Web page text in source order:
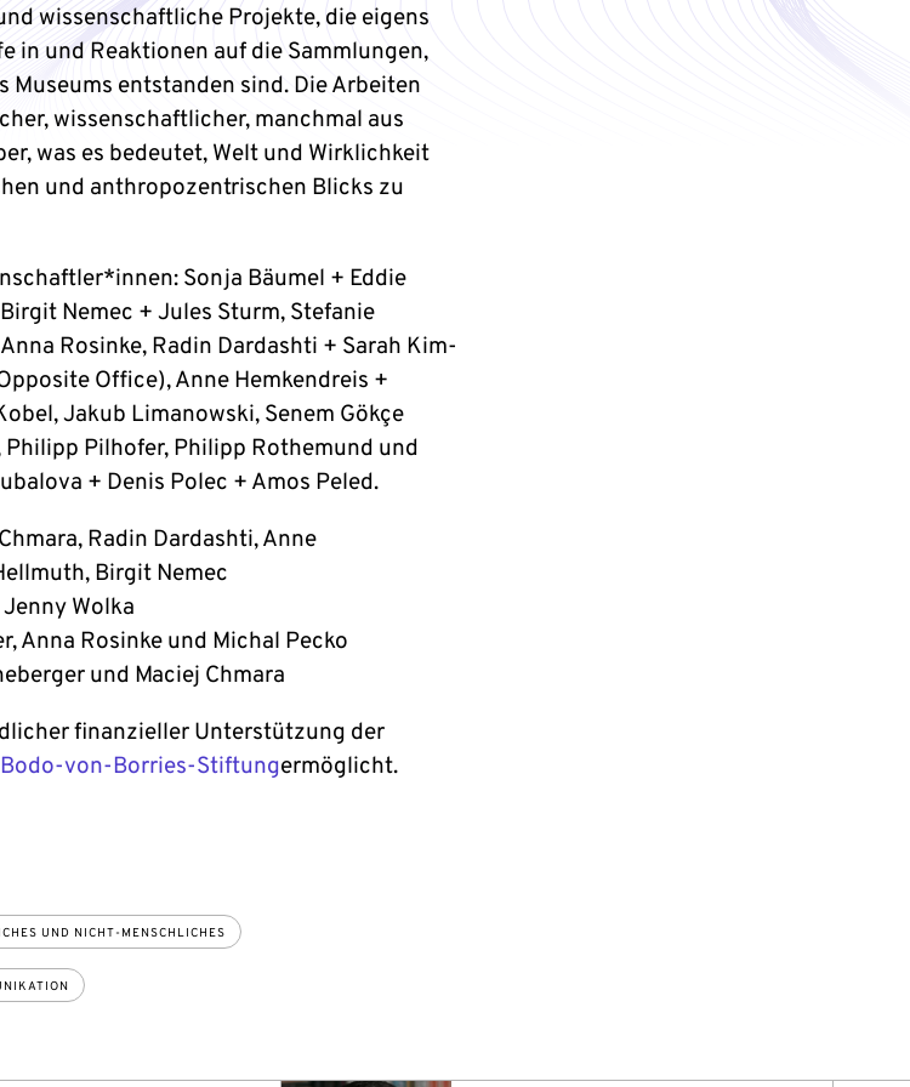
wissenschaftliche Projekte, die eigens
in und Reaktionen auf die Sammlungen,
Museums entstanden sind. Die Arbeiten
wissenschaftlicher, manchmal aus
was es bedeutet, Welt und Wirklichkeit
und anthropozentrischen Blicks zu
Sonja Bäumel + Eddie
Nemec + Jules Sturm, Stefanie
Rosinke, Radin Dardashti + Sarah Kim-
Office), Anne Hemkendreis +
Jakub Limanowski, Senem Gökçe
Pilhofer, Philipp Rothemund und
+ Denis Polec + Amos Peled.
Radin Dardashti, Anne
Birgit Nemec
Wolka
Anna Rosinke und Michal Pecko
und Maciej Chmara
finanzieller Unterstützung der
Bodo-von-Borries-Stiftungermöglicht.
UND NICHT-MENSCHLICHES